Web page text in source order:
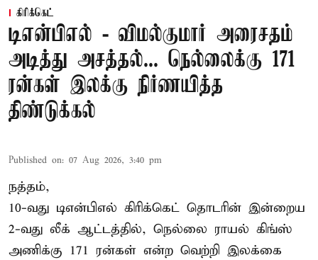
கிரிக்கெட்
டிஎன்பிஎல் - விமல்குமார் அரைசதம்
அடித்து அசத்தல்... நெல்லைக்கு 171
ரன்கள் இலக்கு நிர்ணயித்த
திண்டுக்கல்
Published on: 07 Aug 2026, 3:40 pm
நத்தம்,
10-வது டிஎன்பிஎல் கிரிக்கெட் தொடரின் இன்றைய
2-வது லீக் ஆட்டத்தில், நெல்லை ராயல் கிங்ஸ்
அணிக்கு 171 ரன்கள் என்ற வெற்றி இலக்கை